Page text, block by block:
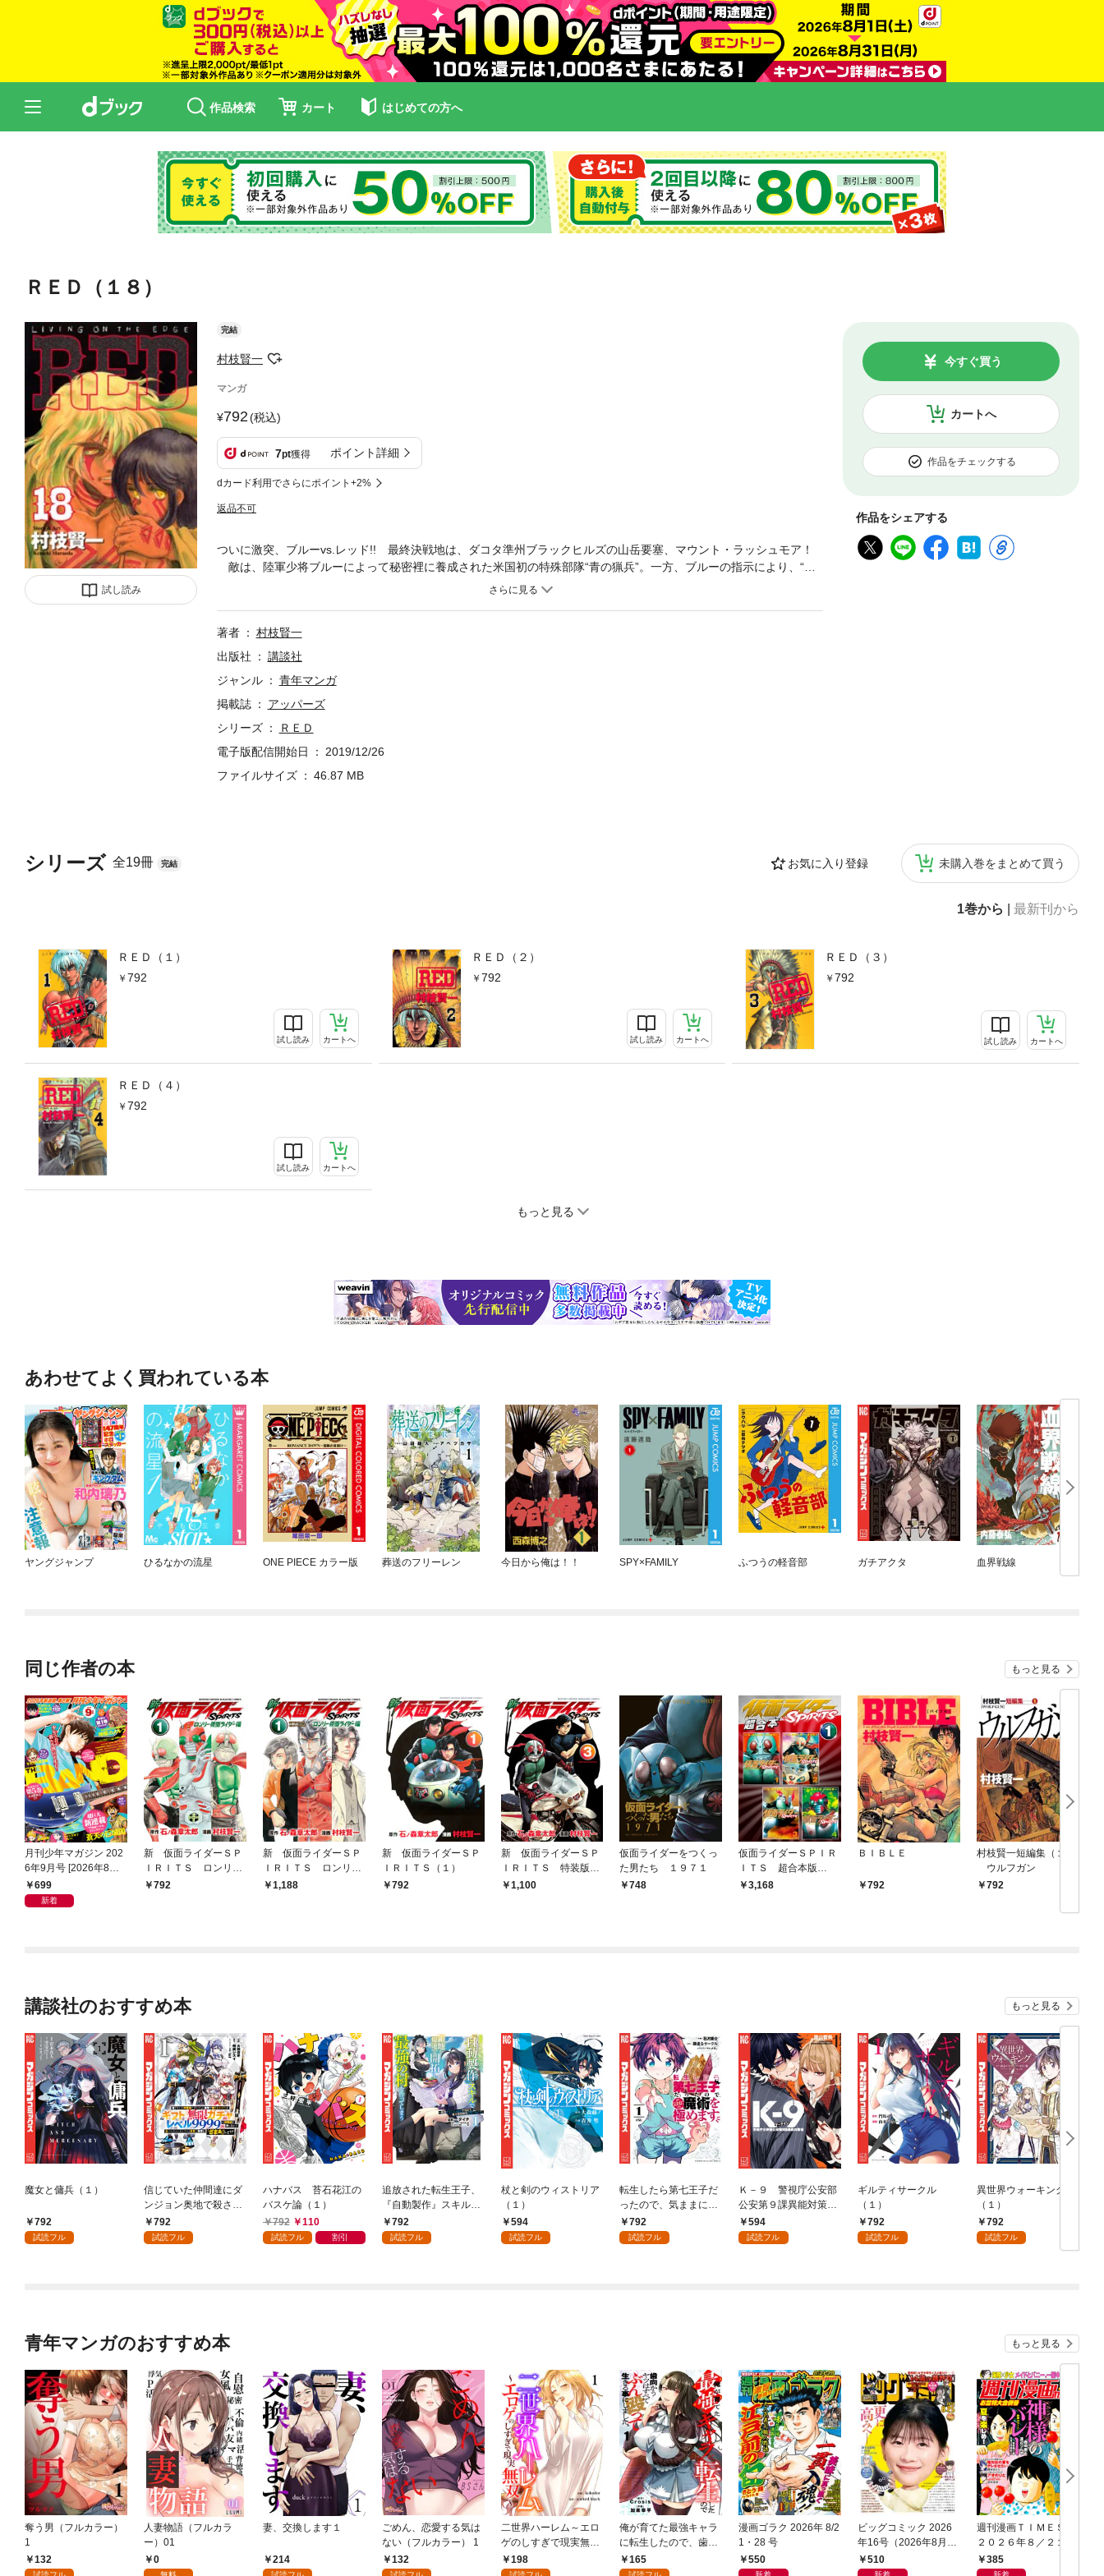
作品検索 カート はじめての方へ
ＲＥＤ（１８）
試し読み
完結
村枝賢一
マンガ
792(税込)
7pt獲得 ポイント詳細
dカード利用でさらにポイント+2%
返品不可
カートへ
今すぐ買う
作品をチェックする
作品をシェアする
シリーズ 全19冊 完結 お気に入り登録 未購入巻をまとめて買う
1巻から 最新刊から
ＲＥＤ（１）
792
試し読み カートへ
ＲＥＤ（２）
792
試し読み カートへ
ＲＥＤ（３）
792
試し読み カートへ
ＲＥＤ（４）
792
試し読み カートへ
もっと見る
ついに激突、ブルーvs.レッド!! 最終決戦地は、ダコタ準州ブラックヒルズの山岳要塞、マウント・ラッシュモア！
敵は、陸軍少将ブルーによって秘密裡に養成された米国初の特殊部隊“青の猟兵”。一方、ブルーの指示により、“青
の猟兵”別働隊が大統領官邸を取り囲む！ この国を戦いの狂気に引きずり込もうとする巨悪・ブルーを止める一筋の
著者
村枝賢一
出版社
講談社
ジャンル
青年マンガ
掲載誌
アッパーズ
シリーズ
ＲＥＤ
電子版配信開始日
2019/12/26
ファイルサイズ
46.87 MB
あわせてよく買われている本
ヤングジャンプ ひるなかの流星 ONE PIECE カラー版 葬送のフリーレン 今日から俺は！！ SPY×FAMILY ふつうの軽音部 ガチアクタ 血界戦線
同じ作者の本 もっと見る
月刊少年マガジン 202
6年9月号 [2026年8月6
日発売]
699
新着
新 仮面ライダーＳＰ
ＩＲＩＴＳ ロンリー
仮面ライダー編（１）
792
新 仮面ライダーＳＰ
ＩＲＩＴＳ ロンリー
仮面ライダー編 特装
1,188
新 仮面ライダーＳＰ
ＩＲＩＴＳ（１）
792
新 仮面ライダーＳＰ
ＩＲＩＴＳ 特装版
（３）
1,100
仮面ライダーをつくっ
た男たち １９７１
748
仮面ライダーＳＰＩＲ
ＩＴＳ 超合本版
（１）
3,168
ＢＩＢＬＥ
792
村枝賢一短編集（１）
ウルフガン
792
講談社のおすすめ本 もっと見る
魔女と傭兵（１）
792
試読フル
信じていた仲間達にダ
ンジョン奥地で殺され
かけたがギフト『無限
ガチャ』でレベル９９
792
試読フル
ハナバス 苔石花江の
バスケ論（１）
792
110
試読フル 割引
追放された転生王子、
『自動製作』スキルで
領地を爆速で開拓し最
強の村を作ってしまう
792
試読フル
杖と剣のウィストリア
（１）
594
試読フル
転生したら第七王子だ
ったので、気ままに魔
術を極めます（１）
792
試読フル
Ｋ－９ 警視庁公安部
公安第９課異能対策係
（１）
594
試読フル
ギルティサークル
（１）
792
試読フル
異世界ウォーキング
（１）
792
試読フル
青年マンガのおすすめ本 もっと見る
奪う男（フルカラー）
1
132
人妻物語（フルカラ
ー）01
0
妻、交換します１
214
ごめん、恋愛する気は
ない（フルカラー） 1
132
二世界ハーレム～エロ
ゲのしすぎで現実無双
～１198
俺が育てた最強キャラ
に転生したので、歯向
かうヤツはすべてぶん
殴って生きる事にしま
165
漫画ゴラク 2026年 8/2
1・28 号
550
ビッグコミック 2026
年16号（2026年8月7
日発売）
510
週刊漫画ＴＩＭＥＳ
２０２６年８／２１・
２８合併号
385